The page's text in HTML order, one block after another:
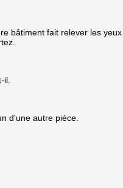
fait relever les yeux
il.
d'une autre pièce.